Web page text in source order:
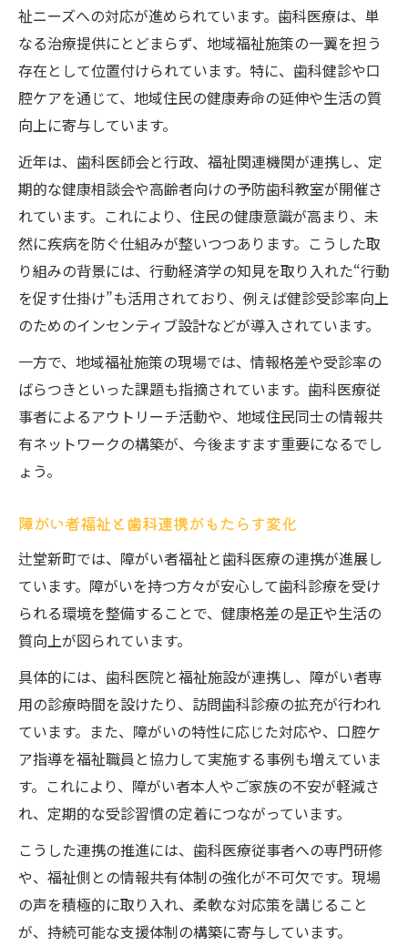
祉ニーズへの対応が進められています。歯科医療は、単
なる治療提供にとどまらず、地域福祉施策の一翼を担う
存在として位置付けられています。特に、歯科健診や口
腔ケアを通じて、地域住民の健康寿命の延伸や生活の質
向上に寄与しています。
近年は、歯科医師会と行政、福祉関連機関が連携し、定
期的な健康相談会や高齢者向けの予防歯科教室が開催さ
れています。これにより、住民の健康意識が高まり、未
然に疾病を防ぐ仕組みが整いつつあります。こうした取
り組みの背景には、行動経済学の知見を取り入れた“行動
を促す仕掛け”も活用されており、例えば健診受診率向上
のためのインセンティブ設計などが導入されています。
一方で、地域福祉施策の現場では、情報格差や受診率の
ばらつきといった課題も指摘されています。歯科医療従
事者によるアウトリーチ活動や、地域住民同士の情報共
有ネットワークの構築が、今後ますます重要になるでし
ょう。
障がい者福祉と歯科連携がもたらす変化
辻堂新町では、障がい者福祉と歯科医療の連携が進展し
ています。障がいを持つ方々が安心して歯科診療を受け
られる環境を整備することで、健康格差の是正や生活の
質向上が図られています。
具体的には、歯科医院と福祉施設が連携し、障がい者専
用の診療時間を設けたり、訪問歯科診療の拡充が行われ
ています。また、障がいの特性に応じた対応や、口腔ケ
ア指導を福祉職員と協力して実施する事例も増えていま
す。これにより、障がい者本人やご家族の不安が軽減さ
れ、定期的な受診習慣の定着につながっています。
こうした連携の推進には、歯科医療従事者への専門研修
や、福祉側との情報共有体制の強化が不可欠です。現場
の声を積極的に取り入れ、柔軟な対応策を講じること
が、持続可能な支援体制の構築に寄与しています。